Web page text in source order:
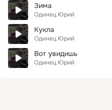
Зима
Одинец Юрий
Кукла
Одинец Юрий
Вот увидишь
Одинец Юрий